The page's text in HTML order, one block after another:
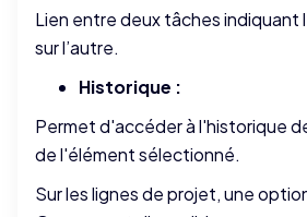
Lien entre deux tâches indiquant
sur l’autre.
Historique :
Permet d'accéder à l'historique
de l'élément sélectionné.
Sur les lignes de projet, une